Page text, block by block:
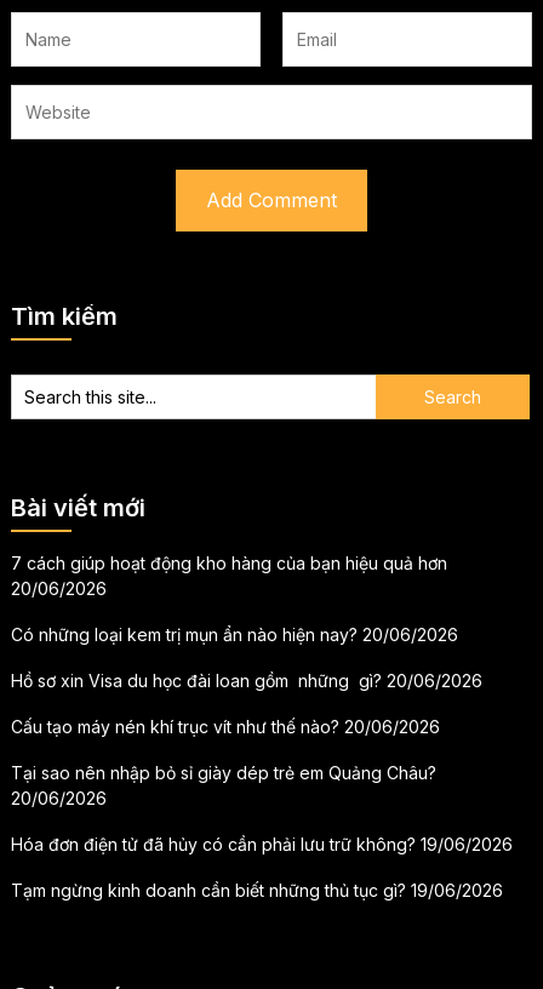
Tìm kiếm
Bài viết mới
7 cách giúp hoạt động kho hàng của bạn hiệu quả hơn
20/06/2026
Có những loại kem trị mụn ẩn nào hiện nay? 20/06/2026
Hồ sơ xin Visa du học đài loan gồm những gì? 20/06/2026
Cấu tạo máy nén khí trục vít như thế nào? 20/06/2026
Tại sao nên nhập bỏ sỉ giày dép trẻ em Quảng Châu?
20/06/2026
Hóa đơn điện tử đã hủy có cần phải lưu trữ không? 19/06/2026
Tạm ngừng kinh doanh cần biết những thủ tục gì? 19/06/2026